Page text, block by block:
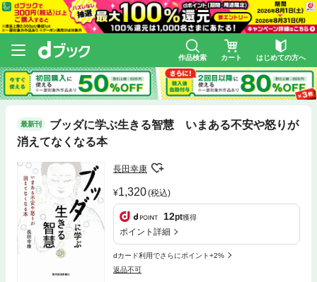
作品検索 カート はじめての方へ
最新刊
ブッダに学ぶ生きる智慧 いまある不安や怒りが
消えてなくなる本
長田幸康
1,320(税込)
12pt獲得
ポイント詳細
dカード利用でさらにポイント+2%
返品不可